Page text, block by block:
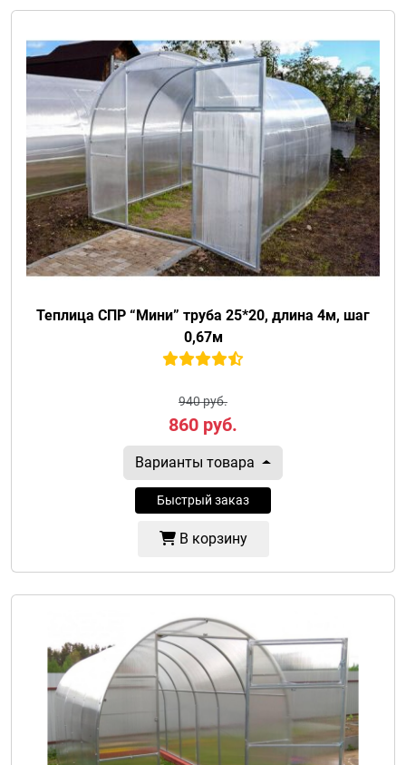
Теплица СПР “Мини” труба 25*20, длина 4м, шаг
0,67м
940 руб.
860 руб.
Варианты товара
Быстрый заказ
В корзину